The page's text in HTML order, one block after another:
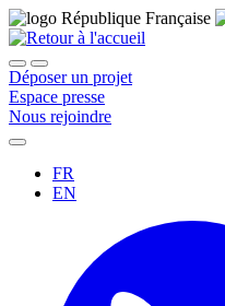
Déposer un projet
Espace presse
Nous rejoindre
FR
EN